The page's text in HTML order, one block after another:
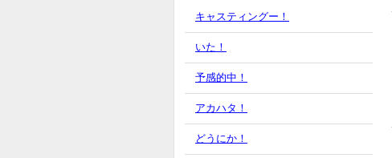
キャスティングー！
いた！
予感的中！
アカハタ！
どうにか！